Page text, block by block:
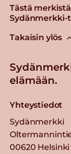
Tästä
Sydänmerkki-
Takaisin ylös
elämään.
Yhteystiedot
Sydänmerkki
00620 Helsinki